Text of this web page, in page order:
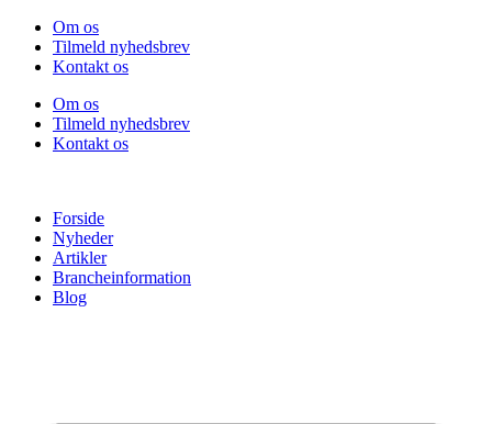
Videre
indhold
Om os
Tilmeld nyhedsbrev
Kontakt os
Om os
Tilmeld nyhedsbrev
Kontakt os
Forside
Nyheder
Artikler
Brancheinformation
Blog